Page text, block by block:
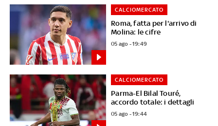
Roma, fatta per l'arrivo di
Molina: le cifre
CALCIOMERCATO
05 ago - 19:49
Parma-El Bilal Touré,
accordo totale: i dettagli
CALCIOMERCATO
05 ago - 19:44